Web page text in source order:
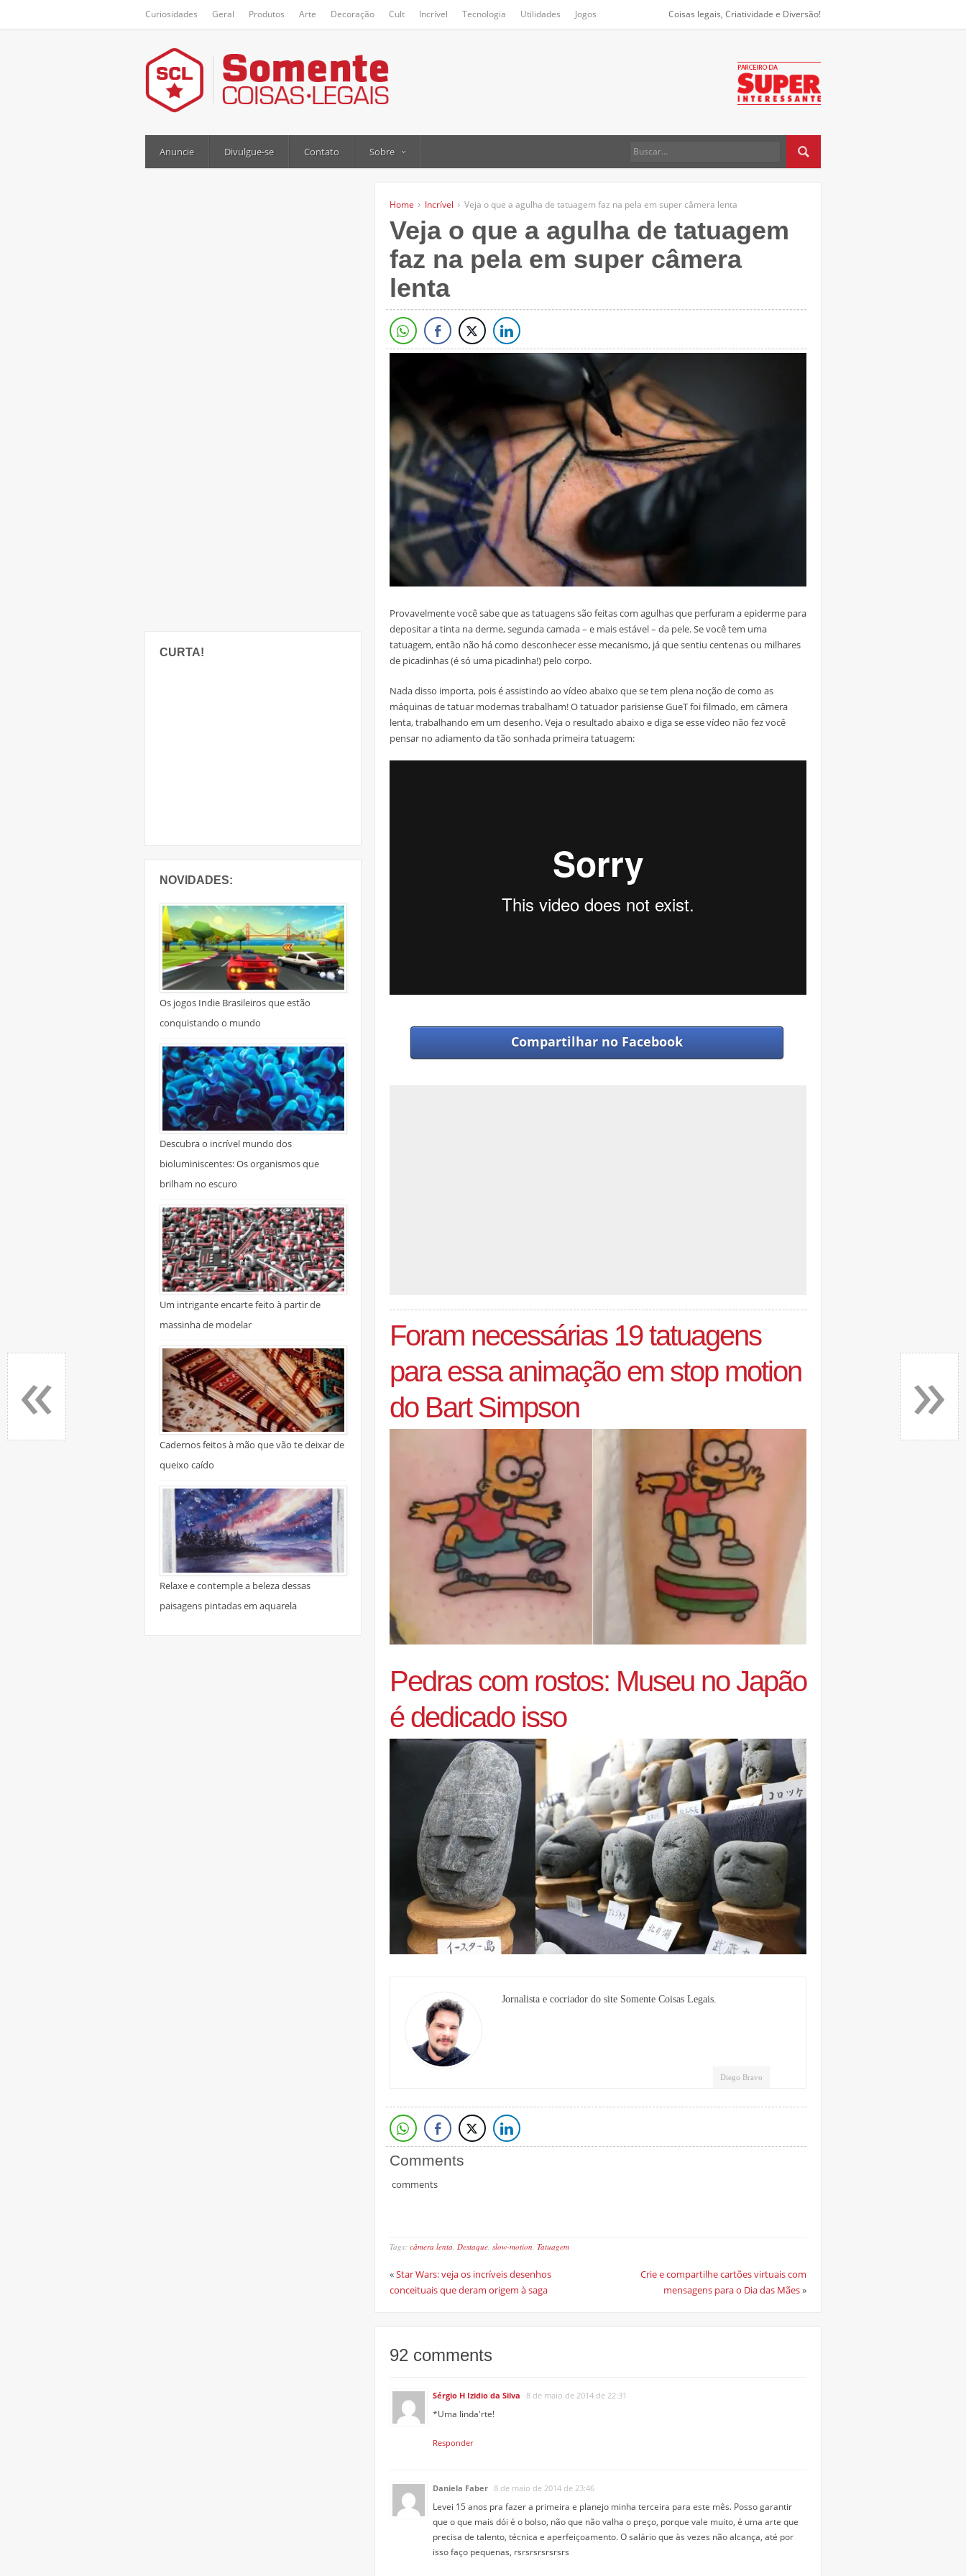
Curiosidades Geral Produtos Arte Decoração Cult Incrível Tecnologia Utilidades Jogos Coisas legais, Criatividade e Diversão!
Anuncie Divulgue-se Contato Sobre
CURTA!
NOVIDADES:
Os jogos Indie Brasileiros que estão
conquistando o mundo
Descubra o incrível mundo dos
bioluminiscentes: Os organismos que
brilham no escuro
Um intrigante encarte feito à partir de
massinha de modelar
Cadernos feitos à mão que vão te deixar de
queixo caído
Relaxe e contemple a beleza dessas
paisagens pintadas em aquarela
Home Incrível Veja o que a agulha de tatuagem faz na pela em super câmera lenta
Veja o que a agulha de tatuagem
faz na pela em super câmera
lenta
Provavelmente você sabe que as tatuagens são feitas com agulhas que perfuram a epiderme para
depositar a tinta na derme, segunda camada – e mais estável – da pele. Se você tem uma
tatuagem, então não há como desconhecer esse mecanismo, já que sentiu centenas ou milhares
de picadinhas (é só uma picadinha!) pelo corpo.
Nada disso importa, pois é assistindo ao vídeo abaixo que se tem plena noção de como as
máquinas de tatuar modernas trabalham! O tatuador parisiense GueT foi filmado, em câmera
lenta, trabalhando em um desenho. Veja o resultado abaixo e diga se esse vídeo não fez você
pensar no adiamento da tão sonhada primeira tatuagem:
Compartilhar no Facebook
Foram necessárias 19 tatuagens
para essa animação em stop motion
do Bart Simpson
Pedras com rostos: Museu no Japão
é dedicado isso
Diego Bravo
Jornalista e cocriador do site Somente Coisas Legais.
Comments
comments
Tags: câmera lenta, Destaque, slow-motion, Tatuagem
«Star Wars: veja os incríveis desenhos
conceituais que deram origem à saga
Crie e compartilhe cartões virtuais com
mensagens para o Dia das Mães»
92 comments
Sérgio H Izidio da Silva 8 de maio de 2014 de 22:31
*Uma linda'rte!
Responder
Daniela Faber 8 de maio de 2014 de 23:46
Levei 15 anos pra fazer a primeira e planejo minha terceira para este mês. Posso garantir
que o que mais dói é o bolso, não que não valha o preço, porque vale muito, é uma arte que
precisa de talento, técnica e aperfeiçoamento. O salário que às vezes não alcança, até por
isso faço pequenas, rsrsrsrsrsrsrs
»
«